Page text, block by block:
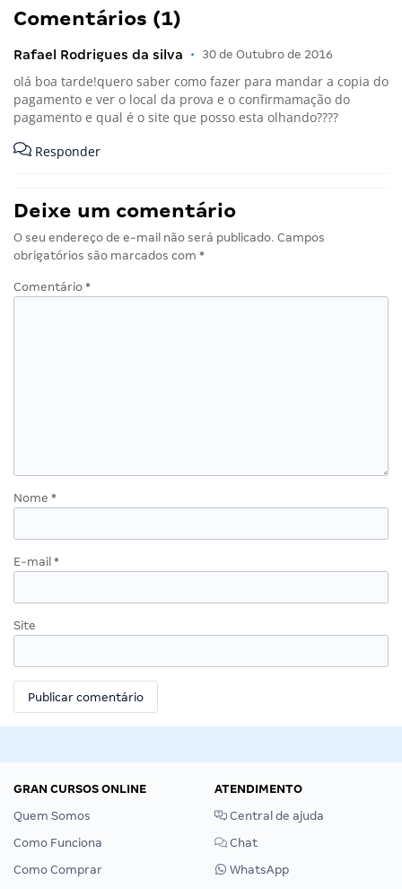
Comentários (1)
Rafael Rodrigues da silva • 30 de Outubro de 2016
olá boa tarde!quero saber como fazer para mandar a copia do
pagamento e ver o local da prova e o confirmamação do
pagamento e qual é o site que posso esta olhando????
Responder
Deixe um comentário
O seu endereço de e-mail não será publicado. Campos
obrigatórios são marcados com *
Comentário *
Nome *
E-mail *
Site
GRAN CURSOS ONLINE
Quem Somos
Como Funciona
Como Comprar
ATENDIMENTO
Central de ajuda
Chat
WhatsApp